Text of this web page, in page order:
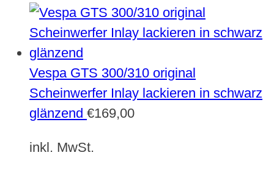
Vespa GTS 300/310 original
Scheinwerfer Inlay lackieren in schwarz
glänzend €169,00
inkl. MwSt.